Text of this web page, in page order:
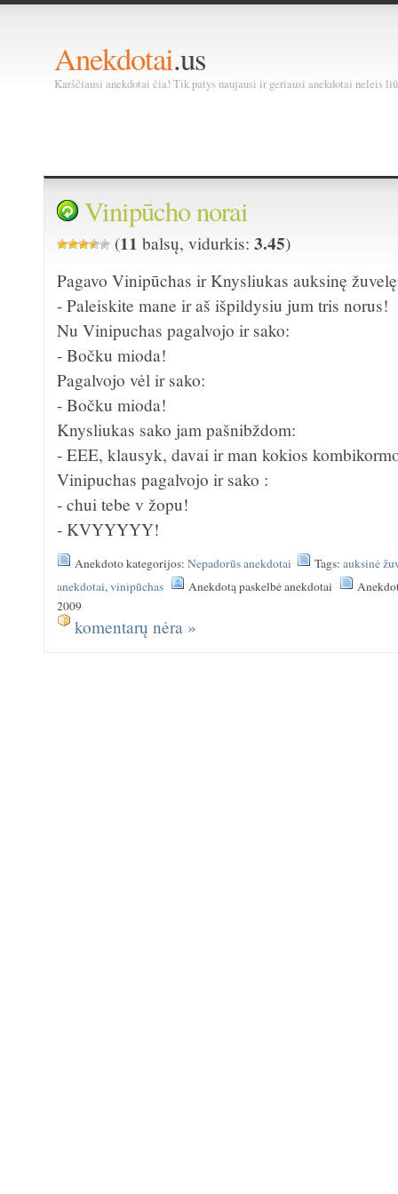
Anekdotai.us
Karščiausi anekdotai čia! Tik patys naujausi ir geriausi anekdotai neleis
Vinipūcho norai
(11 balsų, vidurkis:3.45)
Pagavo Vinipūchas ir Knysliukas auksinę
- Paleiskite mane ir aš išpildysiu jum tris norus!
Nu Vinipuchas pagalvojo ir sako:
- Bočku mioda!
Pagalvojo vėl ir sako:
- Bočku mioda!
Knysliukas sako jam pašnibždom:
- EEE, klausyk, davai ir man kokios
Vinipuchas pagalvojo ir sako :
- chui tebe v žopu!
- KVYYYYY!
Anekdoto kategorijos:Nepadorūs anekdotai Tags:auksinė
anekdotai,vinipūchas Anekdotą paskelbė anekdotai
2009
komentarų nėra »